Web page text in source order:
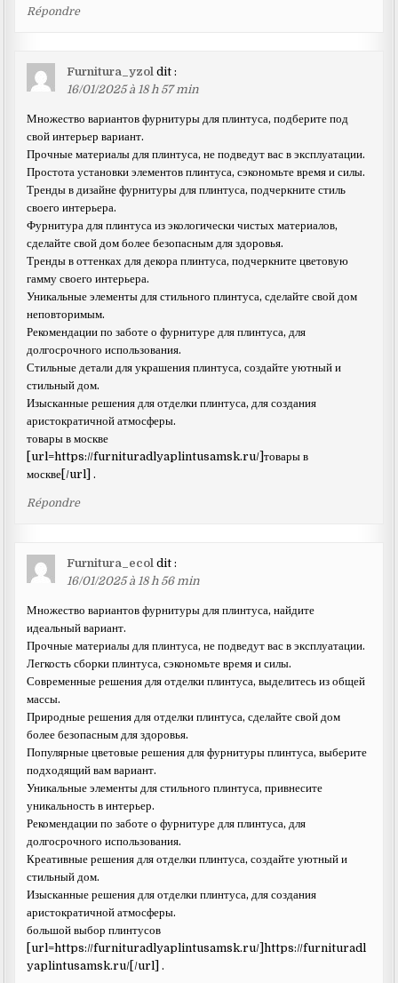
Répondre
Furnitura_yzol dit :
16/01/2025 à 18 h 57 min
Множество вариантов фурнитуры для плинтуса, подберите под
свой интерьер вариант.
Прочные материалы для плинтуса, не подведут вас в эксплуатации.
Простота установки элементов плинтуса, сэкономьте время и силы.
Тренды в дизайне фурнитуры для плинтуса, подчеркните стиль
своего интерьера.
Фурнитура для плинтуса из экологически чистых материалов,
сделайте свой дом более безопасным для здоровья.
Тренды в оттенках для декора плинтуса, подчеркните цветовую
гамму своего интерьера.
Уникальные элементы для стильного плинтуса, сделайте свой дом
неповторимым.
Рекомендации по заботе о фурнитуре для плинтуса, для
долгосрочного использования.
Стильные детали для украшения плинтуса, создайте уютный и
стильный дом.
Изысканные решения для отделки плинтуса, для создания
аристократичной атмосферы.
товары в москве
[url=https://furnituradlyaplintusamsk.ru/]товары в
москве[/url] .
Répondre
Furnitura_ecol dit :
16/01/2025 à 18 h 56 min
Множество вариантов фурнитуры для плинтуса, найдите
идеальный вариант.
Прочные материалы для плинтуса, не подведут вас в эксплуатации.
Легкость сборки плинтуса, сэкономьте время и силы.
Современные решения для отделки плинтуса, выделитесь из общей
массы.
Природные решения для отделки плинтуса, сделайте свой дом
более безопасным для здоровья.
Популярные цветовые решения для фурнитуры плинтуса, выберите
подходящий вам вариант.
Уникальные элементы для стильного плинтуса, привнесите
уникальность в интерьер.
Рекомендации по заботе о фурнитуре для плинтуса, для
долгосрочного использования.
Креативные решения для отделки плинтуса, создайте уютный и
стильный дом.
Изысканные решения для отделки плинтуса, для создания
аристократичной атмосферы.
большой выбор плинтусов
[url=https://furnituradlyaplintusamsk.ru/]https://furnituradl
yaplintusamsk.ru/[/url] .